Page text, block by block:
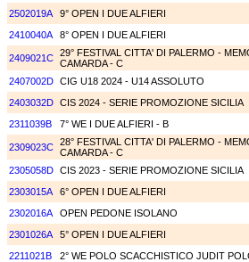
2502019A
9° OPEN I DUE ALFIERI
2410040A
8° OPEN I DUE ALFIERI
2409021C 29° FESTIVAL CITTA' DI PALERMO -
CAMARDA - C
2407002D CIG U18 2024 - U14 ASSOLUTO
2403032D CIS 2024 - SERIE PROMOZIONE SICILIA
2311039B
7° WE I DUE ALFIERI - B
2309023C 28° FESTIVAL CITTA' DI PALERMO -
CAMARDA - C
2305058D CIS 2023 - SERIE PROMOZIONE SICILIA
2303015A
6° OPEN I DUE ALFIERI
2302016A
OPEN PEDONE ISOLANO
2301026A
5° OPEN I DUE ALFIERI
2211021B
2° WE POLO SCACCHISTICO JUDIT